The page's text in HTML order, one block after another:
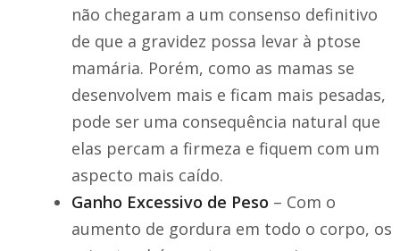
não chegaram a um consenso definitivo
de que a gravidez possa levar à ptose
mamária. Porém, como as mamas se
desenvolvem mais e ficam mais pesadas,
pode ser uma consequência natural que
elas percam a firmeza e fiquem com um
aspecto mais caído.
Ganho Excessivo de Peso – Com o
aumento de gordura em todo o corpo, os